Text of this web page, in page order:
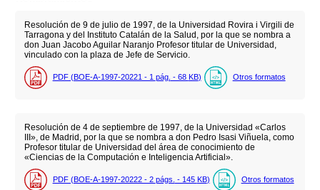
Resolución de 9 de julio de 1997, de la Universidad Rovira i Virgili de
Tarragona y del Instituto Catalán de la Salud, por la que se nombra a
don Juan Jacobo Aguilar Naranjo Profesor titular de Universidad,
vinculado con la plaza de Jefe de Servicio.
PDF (BOE-A-1997-20221 - 1 pág. - 68 KB) Otros formatos
Resolución de 4 de septiembre de 1997, de la Universidad «Carlos
III», de Madrid, por la que se nombra a don Pedro Isasi Viñuela, como
Profesor titular de Universidad del área de conocimiento de
«Ciencias de la Computación e Inteligencia Artificial».
PDF (BOE-A-1997-20222 - 2 págs. - 145 KB) Otros formatos